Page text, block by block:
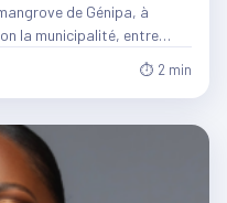
de Génipa, à
la municipalité, entre…
⏱ 2 min